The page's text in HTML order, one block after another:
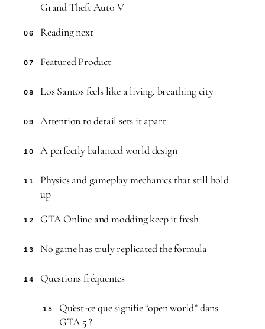
Grand Theft Auto V
06 Reading next
07 Featured Product
08 Los Santos feels like a living, breathing city
09 Attention to detail sets it apart
10 A perfectly balanced world design
11
Physics and gameplay mechanics that still hold
up
12 GTA Online and modding keep it fresh
13 No game has truly replicated the formula
14 Questions fréquentes
15
Qu’est-ce que signifie “open world” dans
GTA 5 ?